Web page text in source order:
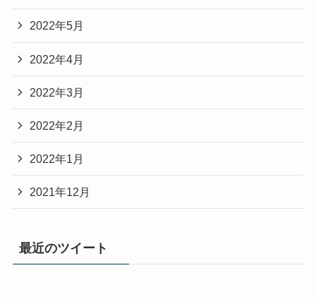
2022年5月
2022年4月
2022年3月
2022年2月
2022年1月
2021年12月
最近のツイート